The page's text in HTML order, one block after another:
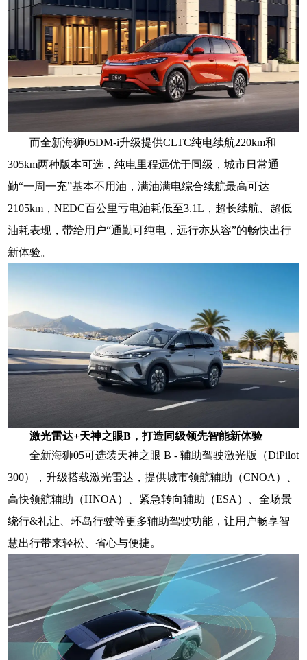
而全新海狮05DM-i升级提供CLTC纯电续航220km和
305km两种版本可选，纯电里程远优于同级，城市日常通
勤“一周一充”基本不用油，满油满电综合续航最高可达
2105km，NEDC百公里亏电油耗低至3.1L， 超长续航、超低
油耗表现，带给用户“通勤可纯电，远行亦从容”的畅快出行
新体验。
激光雷达+天神之眼B，打造同级领先智能新体验
全新海狮05可选装天神之眼 B - 辅助驾驶激光版（DiPilot
300），升级搭载激光雷达，提供城市领航辅助（CNOA）、
高快领航辅助（HNOA）、紧急转向辅助（ESA）、全场景
绕行&礼让、环岛行驶等更多辅助驾驶功能，让用户畅享智
慧出行带来轻松、省心与便捷。